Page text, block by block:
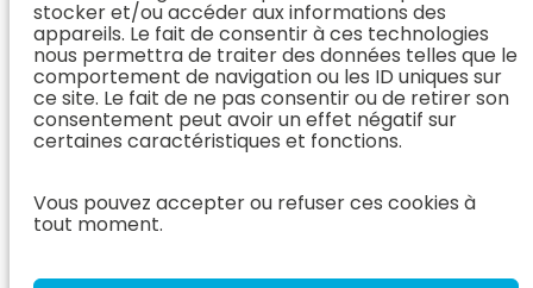
stocker et/ou accéder aux informations des
appareils. Le fait de consentir à ces technologies
nous permettra de traiter des données telles que le
comportement de navigation ou les ID uniques sur
ce site. Le fait de ne pas consentir ou de retirer son
consentement peut avoir un effet négatif sur
certaines caractéristiques et fonctions.
Vous pouvez accepter ou refuser ces cookies à
tout moment.
rendez-vous
Après mon
rendez-vous
Espace
Vétérinaire
cas
Nous rejoindre
Dentisterie &
ORL
L’Équipe
Dentisterie &
ORL
(Dentisterie &
ORL)
En Savoir
Plus
(Médecine
Interne)
Neurologie
Neurologie
(Neurologie)